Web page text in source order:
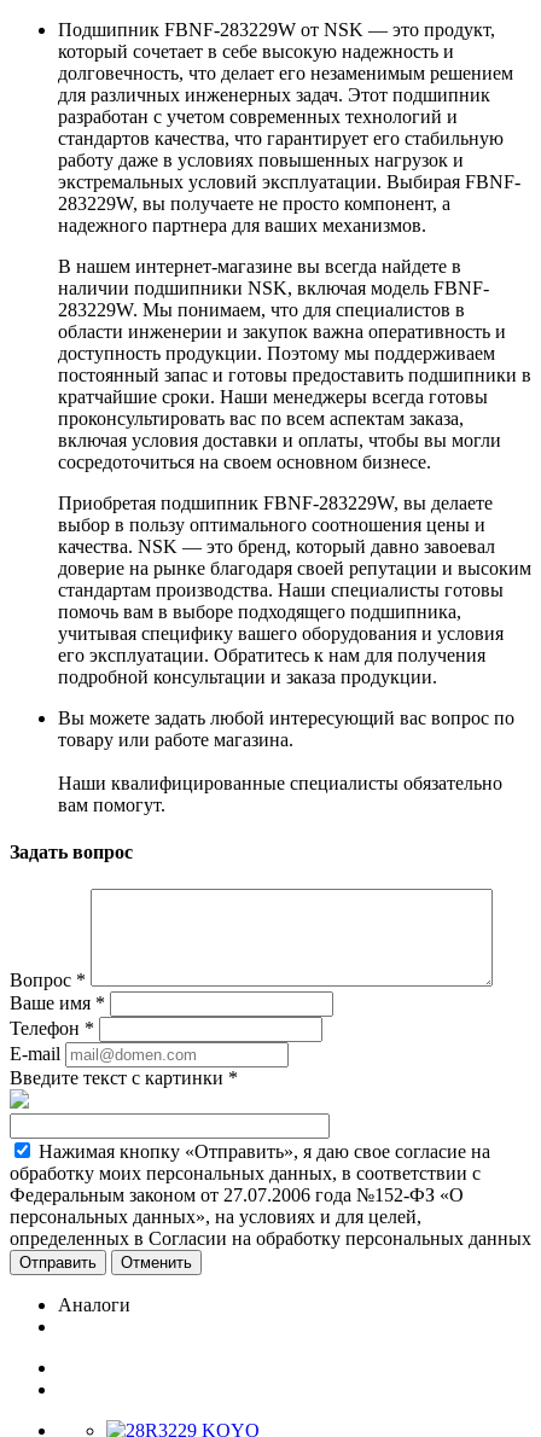
Подшипник FBNF-283229W от NSK — это продукт,
который сочетает в себе высокую надежность и
долговечность, что делает его незаменимым решением
для различных инженерных задач. Этот подшипник
разработан с учетом современных технологий и
стандартов качества, что гарантирует его стабильную
работу даже в условиях повышенных нагрузок и
экстремальных условий эксплуатации. Выбирая FBNF-
283229W, вы получаете не просто компонент, а
надежного партнера для ваших механизмов.
В нашем интернет-магазине вы всегда найдете в
наличии подшипники NSK, включая модель FBNF-
283229W. Мы понимаем, что для специалистов в
области инженерии и закупок важна оперативность и
доступность продукции. Поэтому мы поддерживаем
постоянный запас и готовы предоставить подшипники в
кратчайшие сроки. Наши менеджеры всегда готовы
проконсультировать вас по всем аспектам заказа,
включая условия доставки и оплаты, чтобы вы могли
сосредоточиться на своем основном бизнесе.
Приобретая подшипник FBNF-283229W, вы делаете
выбор в пользу оптимального соотношения цены и
качества. NSK — это бренд, который давно завоевал
доверие на рынке благодаря своей репутации и высоким
стандартам производства. Наши специалисты готовы
помочь вам в выборе подходящего подшипника,
учитывая специфику вашего оборудования и условия
его эксплуатации. Обратитесь к нам для получения
подробной консультации и заказа продукции.
Вы можете задать любой интересующий вас вопрос по
товару или работе магазина.
Наши квалифицированные специалисты обязательно
вам помогут.
Задать вопрос
Вопрос *
Ваше имя *
Телефон *
E-mail
Введите текст с картинки *
Нажимая кнопку «Отправить», я даю свое согласие на
обработку моих персональных данных, в соответствии с
Федеральным законом от 27.07.2006 года №152-ФЗ «О
персональных данных», на условиях и для целей,
определенных в Согласии на обработку персональных данных
Отменить
Аналоги